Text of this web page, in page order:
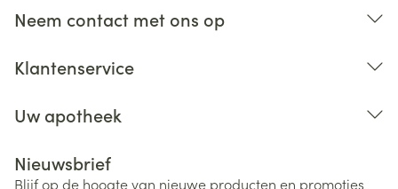
Neem contact met ons op
Klantenservice
Uw apotheek
Nieuwsbrief
Blijf op de hoogte van nieuwe producten en promoties